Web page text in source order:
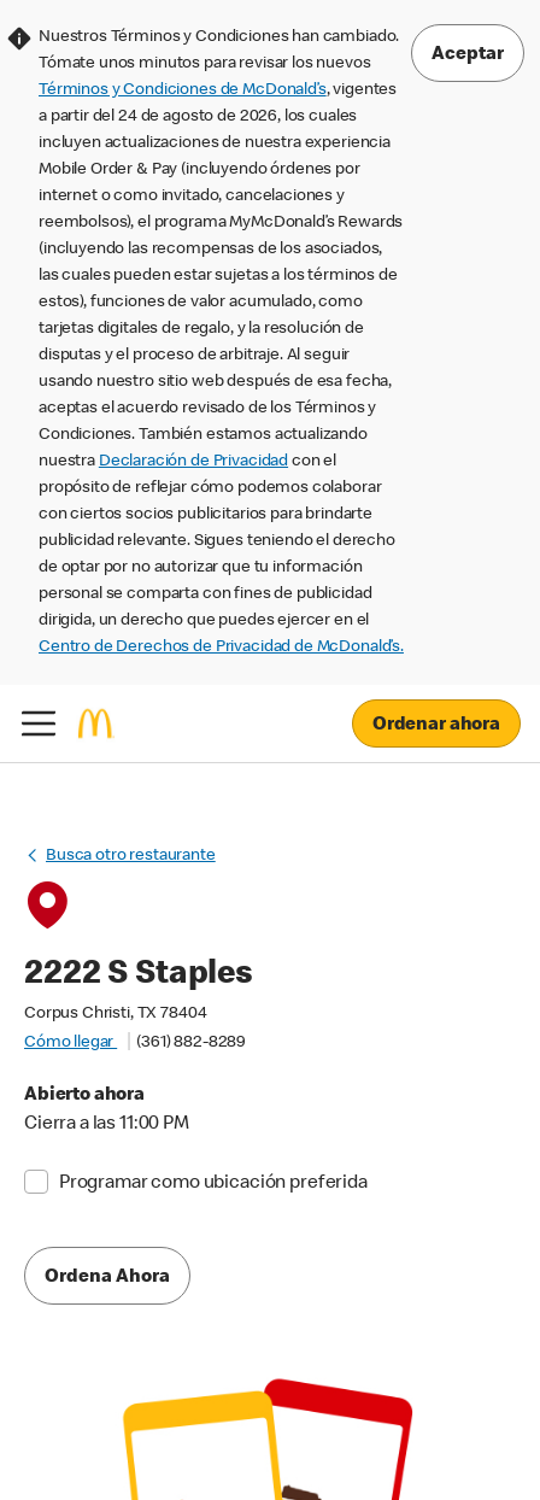
Nuestros Términos y Condiciones han cambiado.
Tómate unos minutos para revisar los nuevos
Términos y Condiciones de McDonald’s, vigentes
a partir del 24 de agosto de 2026, los cuales
incluyen actualizaciones de nuestra experiencia
Mobile Order & Pay (incluyendo órdenes por
internet o como invitado, cancelaciones y
reembolsos), el programa MyMcDonald’s Rewards
(incluyendo las recompensas de los asociados,
las cuales pueden estar sujetas a los términos de
estos), funciones de valor acumulado, como
tarjetas digitales de regalo, y la resolución de
disputas y el proceso de arbitraje. Al seguir
usando nuestro sitio web después de esa fecha,
aceptas el acuerdo revisado de los Términos y
Condiciones. También estamos actualizando
nuestra Declaración de Privacidad con el
propósito de reflejar cómo podemos colaborar
con ciertos socios publicitarios para brindarte
publicidad relevante. Sigues teniendo el derecho
de optar por no autorizar que tu información
personal se comparta con fines de publicidad
dirigida, un derecho que puedes ejercer en el
Centro de Derechos de Privacidad de McDonald’s.
Aceptar
Ordenar ahora
Busca otro restaurante
2222 S Staples
Corpus Christi, TX 78404
Cómo llegar
(361) 882-8289
Abierto ahora
Cierra a las 11:00 PM
Programar como ubicación preferida
Ordena Ahora